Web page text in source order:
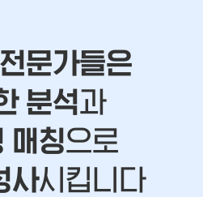
문가들은
분석과
매칭으로
사시킵니다